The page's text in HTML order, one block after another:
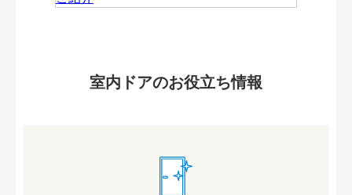
室内ドアのお役立ち情報